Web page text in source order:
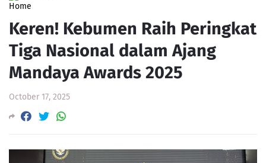
Home
Keren! Kebumen Raih Peringkat
Tiga Nasional dalam Ajang
Mandaya Awards 2025
October 17, 2025